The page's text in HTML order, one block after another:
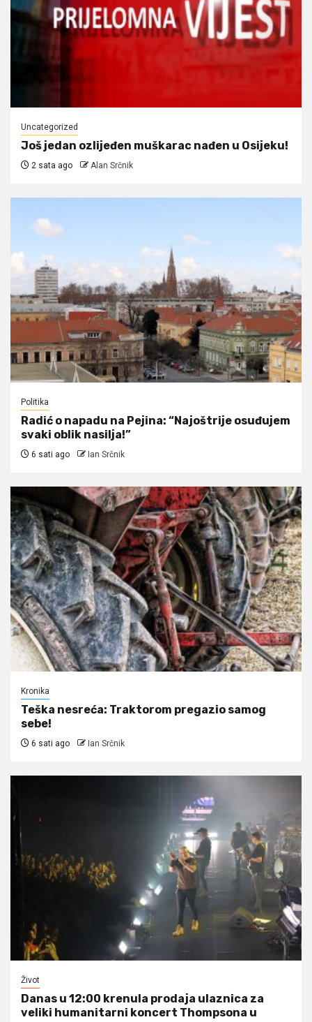
Uncategorized
Još jedan ozlijeđen muškarac nađen u Osijeku!
2 sata ago Alan Srčnik
Politika
Radić o napadu na Pejina: “Najoštrije osuđujem
svaki oblik nasilja!”
6 sati ago Ian Srčnik
Kronika
Teška nesreća: Traktorom pregazio samog
sebe!
6 sati ago Ian Srčnik
Život
Danas u 12:00 krenula prodaja ulaznica za
veliki humanitarni koncert Thompsona u